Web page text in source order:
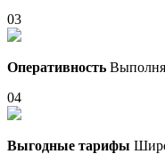
03
Оперативность
04
Выгодные тарифы